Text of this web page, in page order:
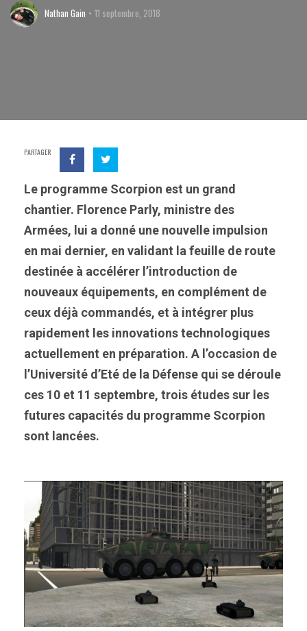
Nathan Gain 11 septembre, 2018
PARTAGER
Le programme Scorpion est un grand
chantier. Florence Parly, ministre des
Armées, lui a donné une nouvelle impulsion
en mai dernier, en validant la feuille de route
destinée à accélérer l’introduction de
nouveaux équipements, en complément de
ceux déjà commandés, et à intégrer plus
rapidement les innovations technologiques
actuellement en préparation. A l’occasion de
l’Université d’Eté de la Défense qui se déroule
ces 10 et 11 septembre, trois études sur les
futures capacités du programme Scorpion
sont lancées.